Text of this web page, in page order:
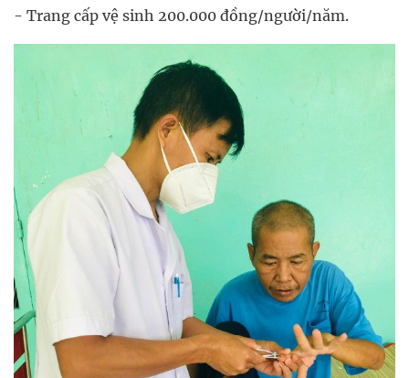
- Trang cấp vệ sinh 200.000 đồng/người/năm.